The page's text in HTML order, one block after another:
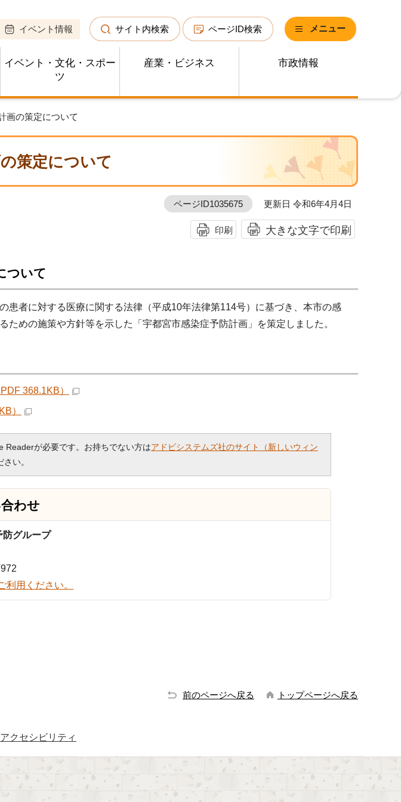
イベント情報 サイト内検索 ページID検索 メニュー
イベント・文化・スポー
ツ
産業・ビジネス 市政情報
画の策定について
策定について
ページID1035675 更新日 令和6年4月4日
印刷 大きな文字で印刷
ついて
患者に対する医療に関する法律（平成10年法律第114号）に基づき、本市の感
ための施策や方針等を示した「宇都宮市感染症予防計画」を策定しました。
368.1KB）
）
Readerが必要です。お持ちでない方はアドビシステムズ社のサイト（新しいウィン
い。
わせ
防グループ
利用ください。
前のページへ戻る トップページへ戻る
クセシビリティ